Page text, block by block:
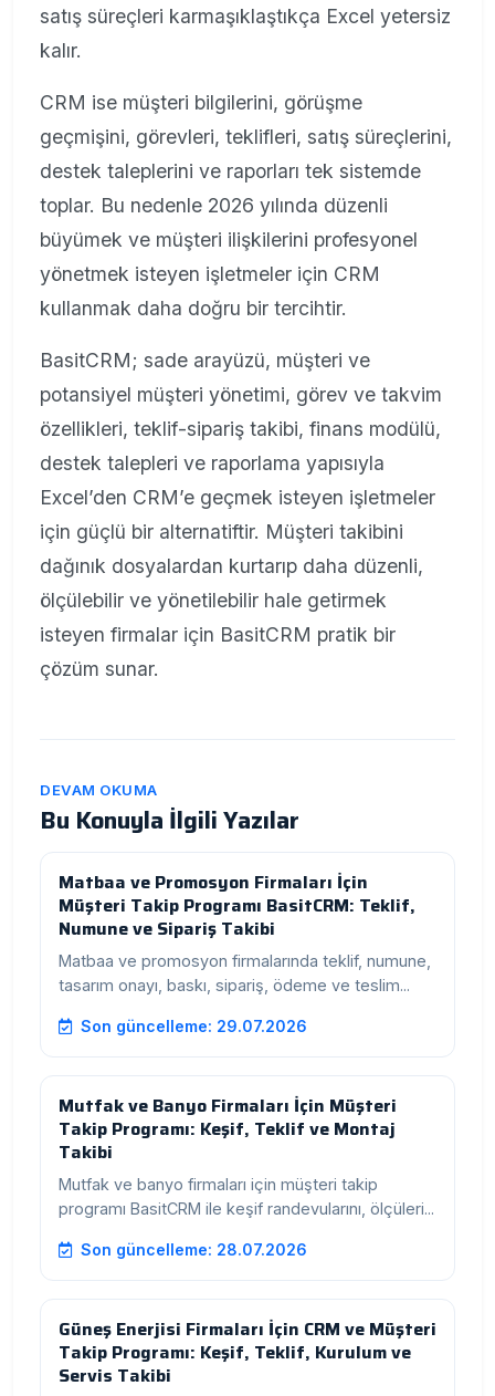
satış süreçleri karmaşıklaştıkça Excel yetersiz
kalır.
CRM ise müşteri bilgilerini, görüşme
geçmişini, görevleri, teklifleri, satış süreçlerini,
destek taleplerini ve raporları tek sistemde
toplar. Bu nedenle 2026 yılında düzenli
büyümek ve müşteri ilişkilerini profesyonel
yönetmek isteyen işletmeler için CRM
kullanmak daha doğru bir tercihtir.
BasitCRM; sade arayüzü, müşteri ve
potansiyel müşteri yönetimi, görev ve takvim
özellikleri, teklif-sipariş takibi, finans modülü,
destek talepleri ve raporlama yapısıyla
Excel’den CRM’e geçmek isteyen işletmeler
için güçlü bir alternatiftir. Müşteri takibini
dağınık dosyalardan kurtarıp daha düzenli,
ölçülebilir ve yönetilebilir hale getirmek
isteyen firmalar için BasitCRM pratik bir
çözüm sunar.
DEVAM OKUMA
Bu Konuyla İlgili Yazılar
Matbaa ve Promosyon Firmaları İçin
Müşteri Takip Programı BasitCRM: Teklif,
Numune ve Sipariş Takibi
Matbaa ve promosyon firmalarında teklif, numune,
tasarım onayı, baskı, sipariş, ödeme ve teslim...
Son güncelleme: 29.07.2026
Mutfak ve Banyo Firmaları İçin Müşteri
Takip Programı: Keşif, Teklif ve Montaj
Takibi
Mutfak ve banyo firmaları için müşteri takip
programı BasitCRM ile keşif randevularını, ölçüleri...
Son güncelleme: 28.07.2026
Güneş Enerjisi Firmaları İçin CRM ve Müşteri
Takip Programı: Keşif, Teklif, Kurulum ve
Servis Takibi